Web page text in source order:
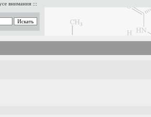
внимания :::